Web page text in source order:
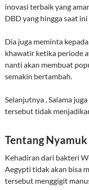
inovasi terbaik yang
DBD yang hingga saat
Dia juga meminta
khawatir ketika periode
nanti akan membuat
semakin bertambah.
Selanjutnya , Salama
tersebut tidak
Tentang
Kehadiran dari bakteri
Aegypti tidak akan bisa
tersebut menggigit